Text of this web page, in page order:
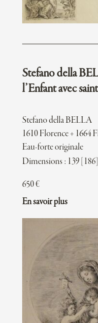
Stefano della
l’Enfant avec
Stefano della BELLA
1610 Florence + 1664
Eau-forte originale
Dimensions : 139
650€
En savoir plus